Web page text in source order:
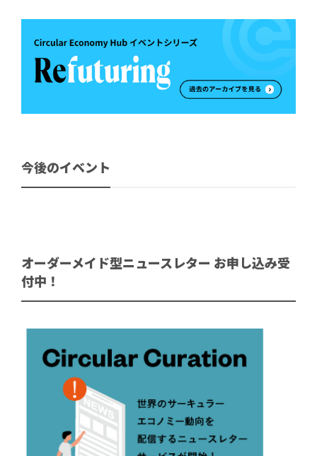
今後のイベント
オーダーメイド型ニュースレター お申し込み受
付中！